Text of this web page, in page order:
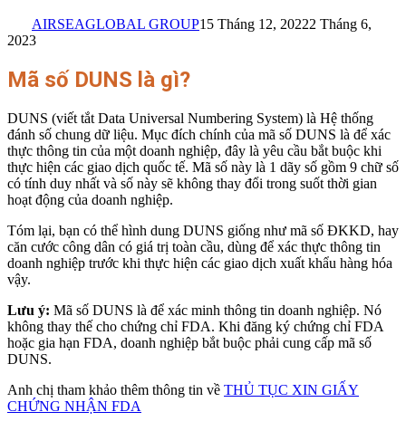
AIRSEAGLOBAL GROUP15 Tháng 12, 20222 Tháng 6,
2023
Mã số DUNS là gì?
DUNS (viết tắt Data Universal Numbering System) là Hệ thống
đánh số chung dữ liệu. Mục đích chính của mã số DUNS là để xác
thực thông tin của một doanh nghiệp, đây là yêu cầu bắt buộc khi
thực hiện các giao dịch quốc tế. Mã số này là 1 dãy số gồm 9 chữ số
có tính duy nhất và số này sẽ không thay đổi trong suốt thời gian
hoạt động của doanh nghiệp.
Tóm lại, bạn có thể hình dung DUNS giống như mã số ĐKKD, hay
căn cước công dân có giá trị toàn cầu, dùng để xác thực thông tin
doanh nghiệp trước khi thực hiện các giao dịch xuất khẩu hàng hóa
vậy.
Lưu ý: Mã số DUNS là để xác minh thông tin doanh nghiệp. Nó
không thay thế cho chứng chỉ FDA. Khi đăng ký chứng chỉ FDA
hoặc gia hạn FDA, doanh nghiệp bắt buộc phải cung cấp mã số
DUNS.
Anh chị tham khảo thêm thông tin về THỦ TỤC XIN GIẤY
CHỨNG NHẬN FDA